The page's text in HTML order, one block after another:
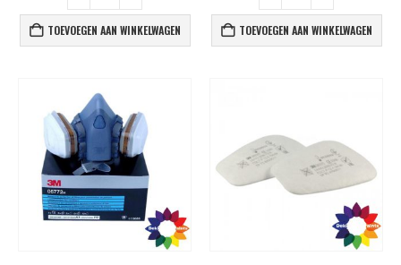
TOEVOEGEN AAN WINKELWAGEN TOEVOEGEN AAN WINKELWAGEN
€5,80
€2,23